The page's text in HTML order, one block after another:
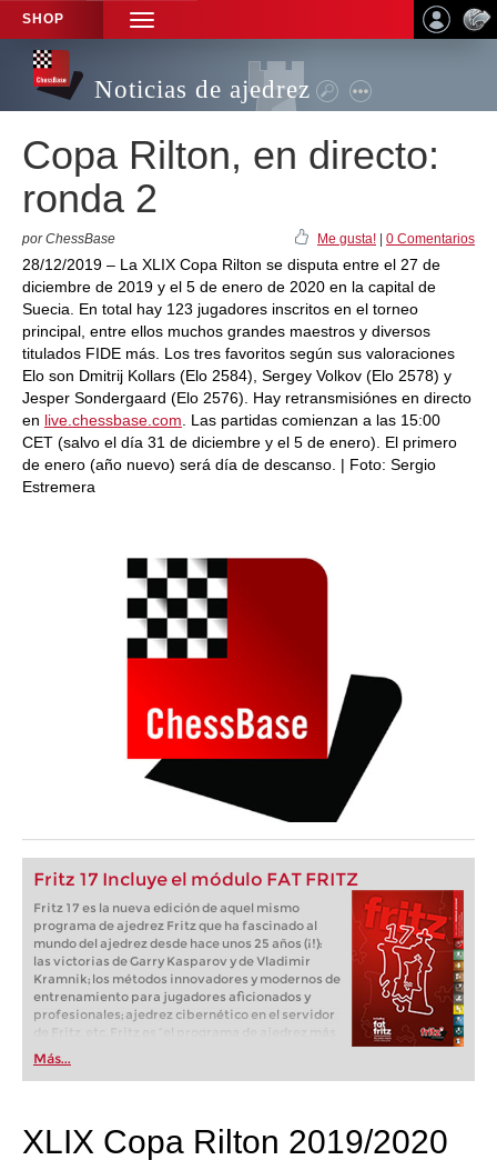
SHOP
TOGGLE
NAVIGATION
Noticias de ajedrez
Copa Rilton, en directo:
ronda 2
por ChessBase Me gusta! 0 Comentarios
28/12/2019 – La XLIX Copa Rilton se disputa entre el 27 de
diciembre de 2019 y el 5 de enero de 2020 en la capital de
Suecia. En total hay 123 jugadores inscritos en el torneo
principal, entre ellos muchos grandes maestros y diversos
titulados FIDE más. Los tres favoritos según sus valoraciones
Elo son Dmitrij Kollars (Elo 2584), Sergey Volkov (Elo 2578) y
Jesper Sondergaard (Elo 2576). Hay retransmisiónes en directo
en live.chessbase.com . Las partidas comienzan a las 15:00
CET (salvo el día 31 de diciembre y el 5 de enero). El primero
de enero (año nuevo) será día de descanso. | Foto: Sergio
Estremera
Fritz 17 Incluye el módulo FAT FRITZ
Fritz 17 es la nueva edición de aquel mismo
programa de ajedrez Fritz que ha fascinado al
mundo del ajedrez desde hace unos 25 años (¡!):
las victorias de Garry Kasparov y de Vladimir
Kramnik; los métodos innovadores y modernos de
entrenamiento para jugadores aficionados y
profesionales; ajedrez cibernético en el servidor
popular de Alemania” (Der Spiegel) y ofrece todo
lo que necesita el ajedrecista. La novedad más
espectacular: Fritz 17 incluye el módulo basado
Más...
XLIX Copa Rilton 2019/2020